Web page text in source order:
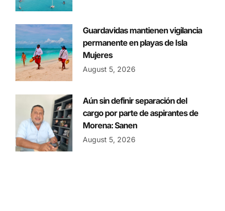
Guardavidas mantienen vigilancia
permanente en playas de Isla
Mujeres
August 5, 2026
Aún sin definir separación del
cargo por parte de aspirantes de
Morena: Sanen
August 5, 2026